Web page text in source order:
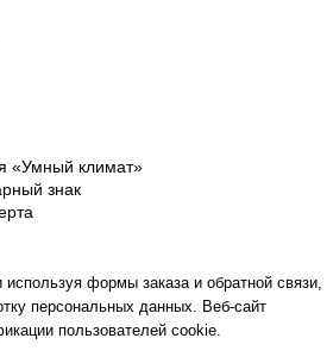
«Умный климат»
знак
формы заказа и обратной связи,
персональных данных. Веб-сайт
пользователей cookie.